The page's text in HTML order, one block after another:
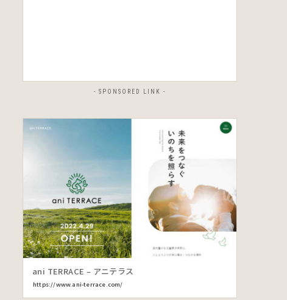
- SPONSORED LINK -
ani TERRACE – アニテラス
https://www.ani-terrace.com/